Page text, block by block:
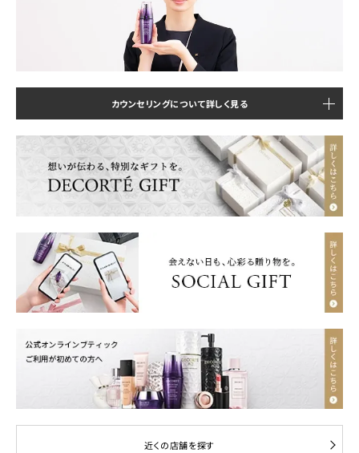
カウンセリングについて詳しく見る
近くの店舗を探す